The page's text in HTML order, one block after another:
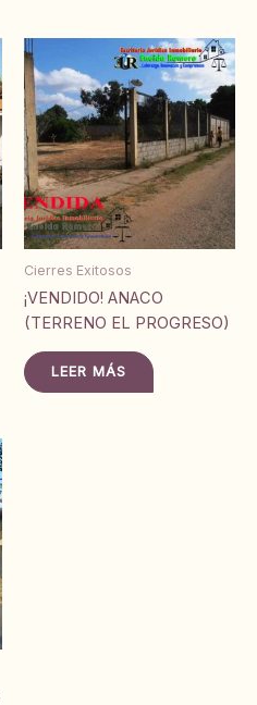
Cierres Exitosos
¡VENDIDO! ANACO
(TERRENO EL PROGRESO)
LEER MÁS